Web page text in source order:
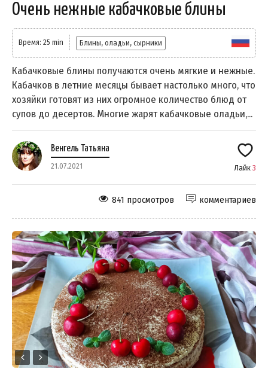
Очень нежные кабачковые блины
Время: 25 min Блины, оладьи, сырники
Кабачковые блины получаются очень мягкие и нежные.
Кабачков в летние месяцы бывает настолько много, что
хозяйки готовят из них огромное количество блюд от
супов до десертов. Многие жарят кабачковые оладьи,...
Венгель Татьяна
21.07.2021 Лайк 3
комментариев
841 просмотров